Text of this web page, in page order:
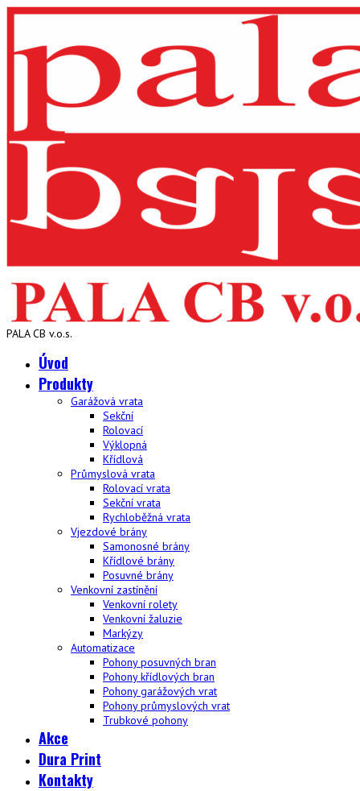
PALA CB v.o.s.
Úvod
Produkty
Garážová vrata
Sekční
Rolovací
Výklopná
Křídlová
Průmyslová vrata
Rolovací vrata
Sekční vrata
Rychloběžná vrata
Vjezdové brány
Samonosné brány
Křídlové brány
Posuvné brány
Venkovní zastínění
Venkovní rolety
Venkovní žaluzie
Markýzy
Automatizace
Pohony posuvných bran
Pohony křídlových bran
Pohony garážových vrat
Pohony průmyslových vrat
Trubkové pohony
Akce
Dura Print
Kontakty